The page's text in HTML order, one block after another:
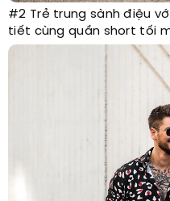
#2 Trẻ trung sành điệu
tiết cùng quần short tối